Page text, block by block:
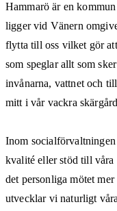
Hammarö är en
ligger vid Vänern
flytta till oss vilket gör
som speglar allt som
invånarna, vattnet och
mitt i vår vackra
Inom
kvalité eller stöd till våra
det personliga mötet
utvecklar vi naturligt